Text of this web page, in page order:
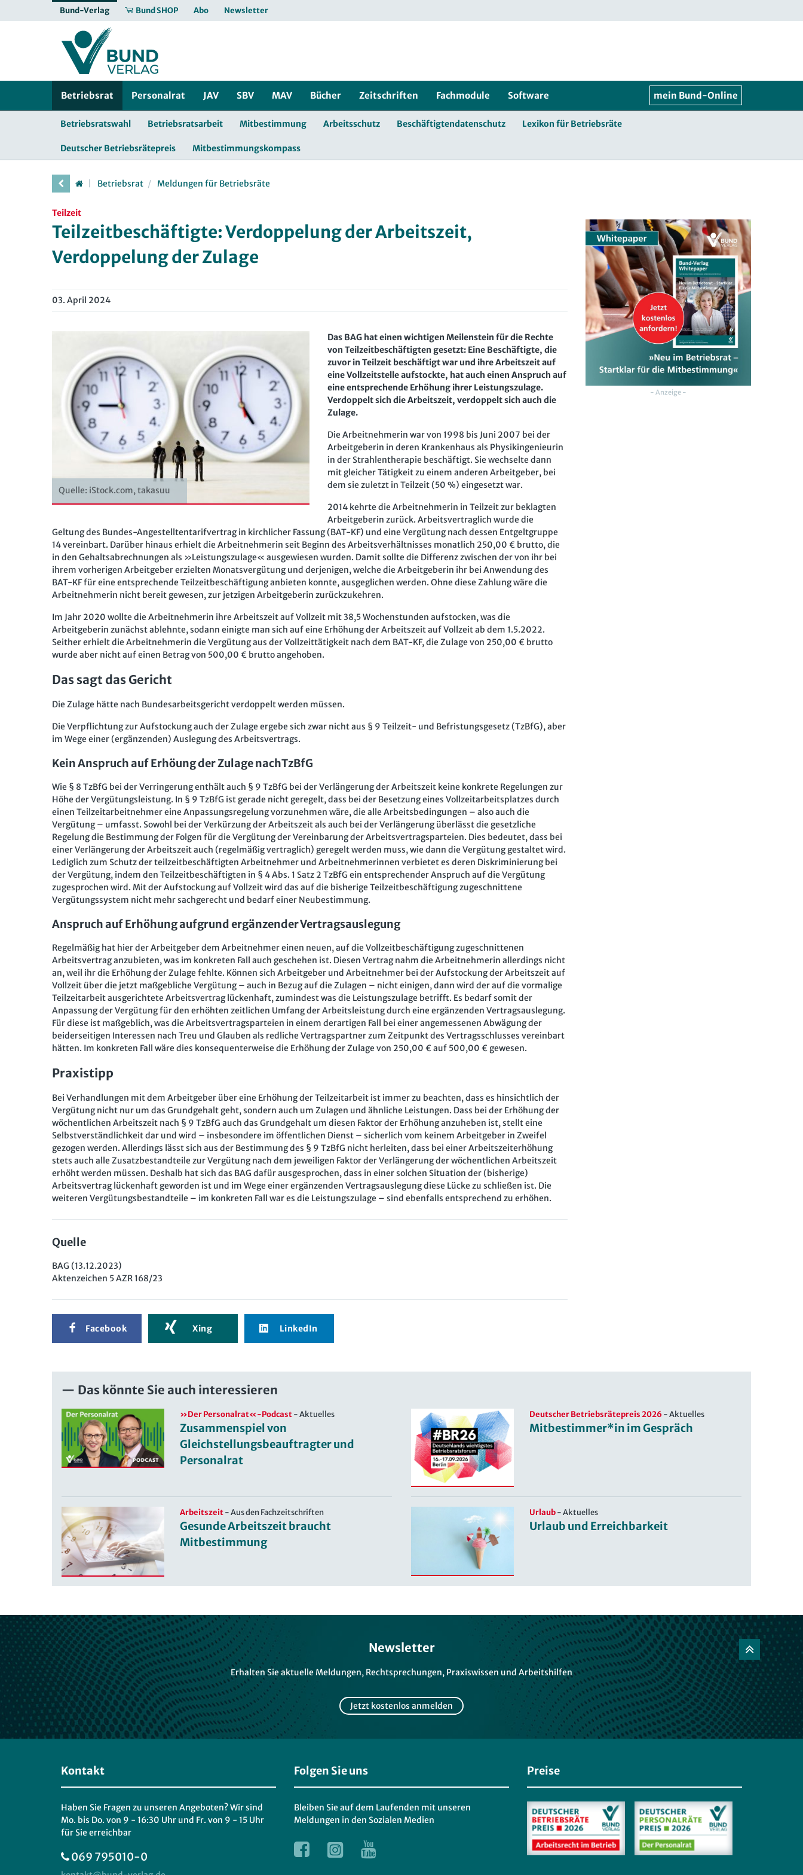
Bund-Verlag Bund SHOP Abo Newsletter
Betriebsrat Personalrat JAV SBV MAV Bücher Zeitschriften Fachmodule Software mein Bund-Online
Betriebsratswahl Betriebsratsarbeit Mitbestimmung Arbeitsschutz Beschäftigtendatenschutz Lexikon für Betriebsräte
Deutscher Betriebsrätepreis Mitbestimmungskompass
Betriebsrat Meldungen für Betriebsräte
Teilzeit
Teilzeitbeschäftigte: Verdoppelung der Arbeitszeit,
Verdoppelung der Zulage
03. April 2024
Quelle: iStock.com, takasuu
Das BAG hat einen wichtigen Meilenstein für die Rechte
von Teilzeitbeschäftigten gesetzt: Eine Beschäftigte, die
zuvor in Teilzeit beschäftigt war und ihre Arbeitszeit auf
eine Vollzeitstelle aufstockte, hat auch einen Anspruch auf
eine entsprechende Erhöhung ihrer Leistungszulage.
Verdoppelt sich die Arbeitszeit, verdoppelt sich auch die
Zulage.
Die Arbeitnehmerin war von 1998 bis Juni 2007 bei der
Arbeitgeberin in deren Krankenhaus als Physikingenieurin
in der Strahlentherapie beschäftigt. Sie wechselte dann
mit gleicher Tätigkeit zu einem anderen Arbeitgeber, bei
dem sie zuletzt in Teilzeit (50 %) eingesetzt war.
2014 kehrte die Arbeitnehmerin in Teilzeit zur beklagten
Arbeitgeberin zurück. Arbeitsvertraglich wurde die
Geltung des Bundes-Angestelltentarifvertrag in kirchlicher Fassung (BAT-KF) und eine Vergütung nach dessen Entgeltgruppe
14 vereinbart. Darüber hinaus erhielt die Arbeitnehmerin seit Beginn des Arbeitsverhältnisses monatlich 250,00 € brutto, die
in den Gehaltsabrechnungen als »Leistungszulage« ausgewiesen wurden. Damit sollte die Differenz zwischen der von ihr bei
ihrem vorherigen Arbeitgeber erzielten Monatsvergütung und derjenigen, welche die Arbeitgeberin ihr bei Anwendung des
BAT-KF für eine entsprechende Teilzeitbeschäftigung anbieten konnte, ausgeglichen werden. Ohne diese Zahlung wäre die
Arbeitnehmerin nicht bereit gewesen, zur jetzigen Arbeitgeberin zurückzukehren.
Im Jahr 2020 wollte die Arbeitnehmerin ihre Arbeitszeit auf Vollzeit mit 38,5 Wochenstunden aufstocken, was die
Arbeitgeberin zunächst ablehnte, sodann einigte man sich auf eine Erhöhung der Arbeitszeit auf Vollzeit ab dem 1.5.2022.
Seither erhielt die Arbeitnehmerin die Vergütung aus der Vollzeittätigkeit nach dem BAT-KF, die Zulage von 250,00 € brutto
wurde aber nicht auf einen Betrag von 500,00 € brutto angehoben.
Das sagt das Gericht
Die Zulage hätte nach Bundesarbeitsgericht verdoppelt werden müssen.
Die Verpflichtung zur Aufstockung auch der Zulage ergebe sich zwar nicht aus § 9 Teilzeit- und Befristungsgesetz (TzBfG), aber
im Wege einer (ergänzenden) Auslegung des Arbeitsvertrags.
Kein Anspruch auf Erhöung der Zulage nachTzBfG
Wie § 8 TzBfG bei der Verringerung enthält auch § 9 TzBfG bei der Verlängerung der Arbeitszeit keine konkrete Regelungen zur
Höhe der Vergütungsleistung. In § 9 TzBfG ist gerade nicht geregelt, dass bei der Besetzung eines Vollzeitarbeitsplatzes durch
einen Teilzeitarbeitnehmer eine Anpassungsregelung vorzunehmen wäre, die alle Arbeitsbedingungen – also auch die
Vergütung – umfasst. Sowohl bei der Verkürzung der Arbeitszeit als auch bei der Verlängerung überlässt die gesetzliche
Regelung die Bestimmung der Folgen für die Vergütung der Vereinbarung der Arbeitsvertragsparteien. Dies bedeutet, dass bei
einer Verlängerung der Arbeitszeit auch (regelmäßig vertraglich) geregelt werden muss, wie dann die Vergütung gestaltet wird.
Lediglich zum Schutz der teilzeitbeschäftigten Arbeitnehmer und Arbeitnehmerinnen verbietet es deren Diskriminierung bei
der Vergütung, indem den Teilzeitbeschäftigten in § 4 Abs. 1 Satz 2 TzBfG ein entsprechender Anspruch auf die Vergütung
zugesprochen wird. Mit der Aufstockung auf Vollzeit wird das auf die bisherige Teilzeitbeschäftigung zugeschnittene
Vergütungssystem nicht mehr sachgerecht und bedarf einer Neubestimmung.
Anspruch auf Erhöhung aufgrund ergänzender Vertragsauslegung
Regelmäßig hat hier der Arbeitgeber dem Arbeitnehmer einen neuen, auf die Vollzeitbeschäftigung zugeschnittenen
Arbeitsvertrag anzubieten, was im konkreten Fall auch geschehen ist. Diesen Vertrag nahm die Arbeitnehmerin allerdings nicht
an, weil ihr die Erhöhung der Zulage fehlte. Können sich Arbeitgeber und Arbeitnehmer bei der Aufstockung der Arbeitszeit auf
Vollzeit über die jetzt maßgebliche Vergütung – auch in Bezug auf die Zulagen – nicht einigen, dann wird der auf die vormalige
Teilzeitarbeit ausgerichtete Arbeitsvertrag lückenhaft, zumindest was die Leistungszulage betrifft. Es bedarf somit der
Anpassung der Vergütung für den erhöhten zeitlichen Umfang der Arbeitsleistung durch eine ergänzenden Vertragsauslegung.
Für diese ist maßgeblich, was die Arbeitsvertragsparteien in einem derartigen Fall bei einer angemessenen Abwägung der
beiderseitigen Interessen nach Treu und Glauben als redliche Vertragspartner zum Zeitpunkt des Vertragsschlusses vereinbart
hätten. Im konkreten Fall wäre dies konsequenterweise die Erhöhung der Zulage von 250,00 € auf 500,00 € gewesen.
Praxistipp
Bei Verhandlungen mit dem Arbeitgeber über eine Erhöhung der Teilzeitarbeit ist immer zu beachten, dass es hinsichtlich der
Vergütung nicht nur um das Grundgehalt geht, sondern auch um Zulagen und ähnliche Leistungen. Dass bei der Erhöhung der
wöchentlichen Arbeitszeit nach § 9 TzBfG auch das Grundgehalt um diesen Faktor der Erhöhung anzuheben ist, stellt eine
Selbstverständlichkeit dar und wird – insbesondere im öffentlichen Dienst – sicherlich vom keinem Arbeitgeber in Zweifel
gezogen werden. Allerdings lässt sich aus der Bestimmung des § 9 TzBfG nicht herleiten, dass bei einer Arbeitszeiterhöhung
stets auch alle Zusatzbestandteile zur Vergütung nach dem jeweiligen Faktor der Verlängerung der wöchentlichen Arbeitszeit
erhöht werden müssen. Deshalb hat sich das BAG dafür ausgesprochen, dass in einer solchen Situation der (bisherige)
Arbeitsvertrag lückenhaft geworden ist und im Wege einer ergänzenden Vertragsauslegung diese Lücke zu schließen ist. Die
weiteren Vergütungsbestandteile – im konkreten Fall war es die Leistungszulage – sind ebenfalls entsprechend zu erhöhen.
Quelle
BAG (13.12.2023)
Aktenzeichen 5 AZR 168/23
Facebook Xing LinkedIn
- Anzeige -
Das könnte Sie auch interessieren
»Der Personalrat«-Podcast-Aktuelles
Zusammenspiel von
Gleichstellungsbeauftragter und
Personalrat
Deutscher Betriebsrätepreis 2026-Aktuelles
Mitbestimmer*in im Gespräch
Arbeitszeit-Aus den Fachzeitschriften
Gesunde Arbeitszeit braucht
Mitbestimmung
Urlaub-Aktuelles
Urlaub und Erreichbarkeit
Newsletter
Erhalten Sie aktuelle Meldungen, Rechtsprechungen, Praxiswissen und Arbeitshilfen
Jetzt kostenlos anmelden
Kontakt
Haben Sie Fragen zu unseren Angeboten? Wir sind
Mo. bis Do. von 9 - 16:30 Uhr und Fr. von 9 - 15 Uhr
für Sie erreichbar
069 795010-0
Folgen Sie uns
Bleiben Sie auf dem Laufenden mit unseren
Meldungen in den Sozialen Medien
Preise